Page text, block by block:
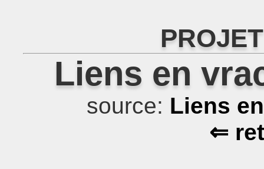
Liens en
source: Liens
⇐